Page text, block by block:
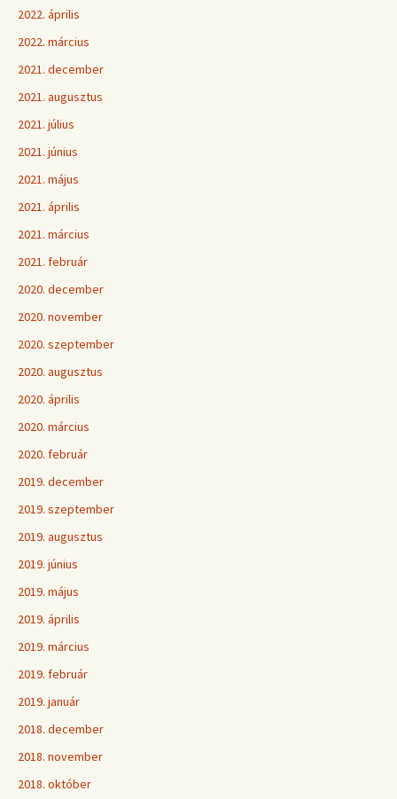
2022. április
2022. március
2021. december
2021. augusztus
2021. július
2021. június
2021. május
2021. április
2021. március
2021. február
2020. december
2020. november
2020. szeptember
2020. augusztus
2020. április
2020. március
2020. február
2019. december
2019. szeptember
2019. augusztus
2019. június
2019. május
2019. április
2019. március
2019. február
2019. január
2018. december
2018. november
2018. október